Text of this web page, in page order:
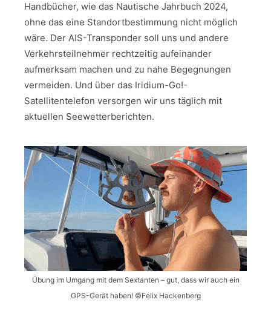
Handbücher, wie das Nautische Jahrbuch 2024,
ohne das eine Standortbestimmung nicht möglich
wäre. Der AIS-Transponder soll uns und andere
Verkehrsteilnehmer rechtzeitig aufeinander
aufmerksam machen und zu nahe Begegnungen
vermeiden. Und über das Iridium-Go!-
Satellitentelefon versorgen wir uns täglich mit
aktuellen Seewetterberichten.
Übung im Umgang mit dem Sextanten – gut, dass wir auch ein
GPS-Gerät haben! ©Felix Hackenberg